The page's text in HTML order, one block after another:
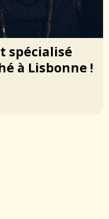
spécialisé
à Lisbonne !